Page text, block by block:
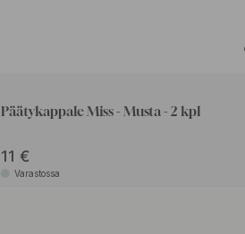
Päätykappale Miss - Musta - 2 kpl
11
Varastossa